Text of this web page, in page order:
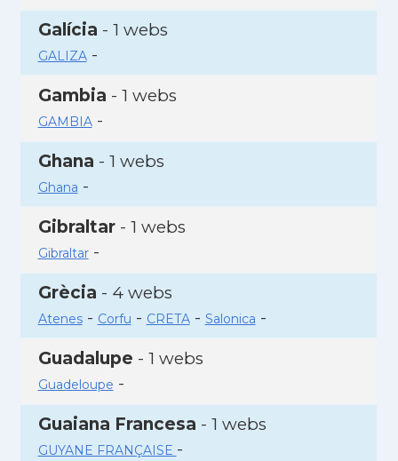
Galícia - 1 webs
GALIZA-
Gambia - 1 webs
GAMBIA-
Ghana - 1 webs
Ghana -
Gibraltar- 1 webs
Gibraltar-
Grècia - 4 webs
Atenes- Corfu - CRETA- Salonica -
Guadalupe - 1 webs
Guadeloupe -
Guaiana Francesa - 1 webs
GUYANE FRANÇAISE -